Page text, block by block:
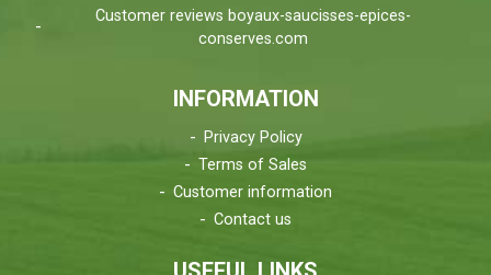
Customer reviews boyaux-saucisses-epices-
conserves.com
INFORMATION
Privacy Policy
Terms of Sales
Customer information
Contact us